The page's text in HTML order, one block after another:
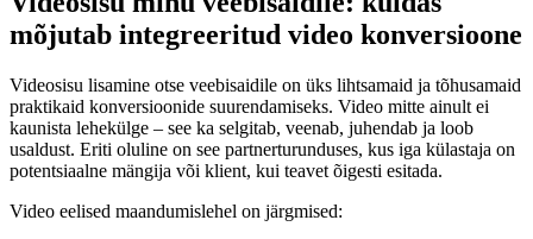
mõjutab integreeritud video konversioone
Videosisu lisamine otse veebisaidile on üks lihtsamaid ja tõhusamaid
praktikaid konversioonide suurendamiseks. Video mitte ainult ei
kaunista lehekülge – see ka selgitab, veenab, juhendab ja loob
usaldust. Eriti oluline on see partnerturunduses, kus iga külastaja on
potentsiaalne mängija või klient, kui teavet õigesti esitada.
Video eelised maandumislehel on järgmised: